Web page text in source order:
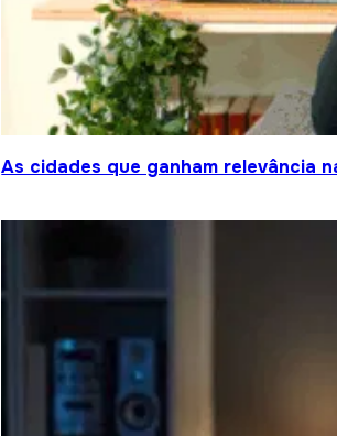
As cidades que ganham relevância